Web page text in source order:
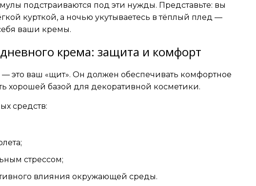
подстраиваются под эти нужды. Представьте: вы
курткой, а ночью укутываетесь в тёплый плед —
ваши кремы.
крема: защита и комфорт
это ваш «щит». Он должен обеспечивать комфортное
хорошей базой для декоративной косметики.
средств:
стрессом;
влияния окружающей среды.